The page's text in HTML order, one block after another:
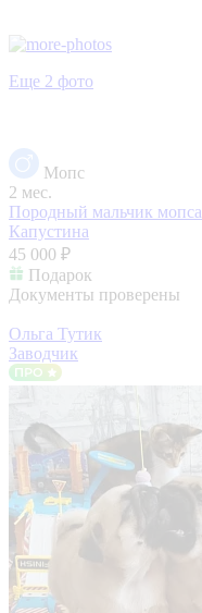
Еще 2 фото
Мопс
2 мес.
Породный мальчик мопса
Капустина
45 000 ₽
Подарок
Документы проверены
Ольга Тутик
Заводчик